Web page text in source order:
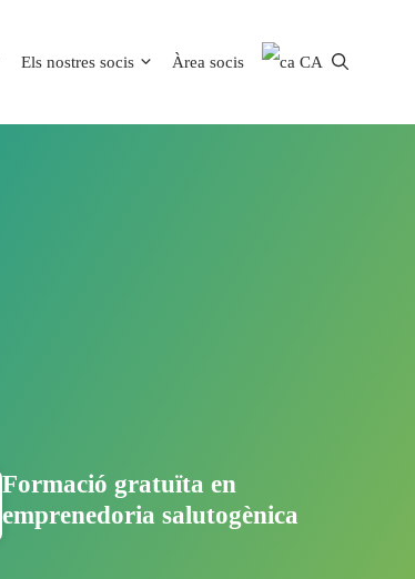
Els nostres socis Àrea socis CA
Formació gratuïta en
emprenedoria salutogènica